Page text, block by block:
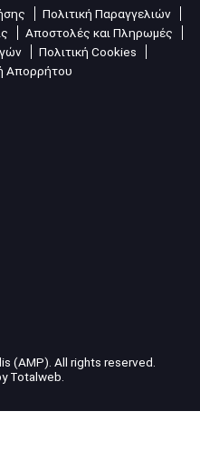
Πολιτική Παραγγελιών
Αποστολές και Πληρωμές
Πολιτική Cookies
Απορρήτου
(AMP). All rights reserved.
Totalweb